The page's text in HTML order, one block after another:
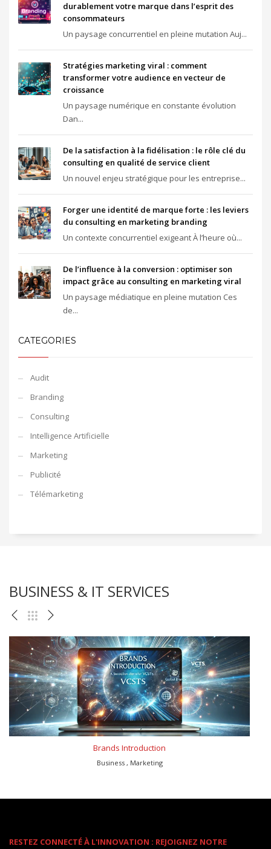
durablement votre marque dans l’esprit des
consommateurs
Un paysage concurrentiel en pleine mutation Auj...
Stratégies marketing viral : comment
transformer votre audience en vecteur de
croissance
Un paysage numérique en constante évolution
Dan...
De la satisfaction à la fidélisation : le rôle clé du
consulting en qualité de service client
Un nouvel enjeu stratégique pour les entreprise...
Forger une identité de marque forte : les leviers
du consulting en marketing branding
Un contexte concurrentiel exigeant À l’heure où...
De l’influence à la conversion : optimiser son
impact grâce au consulting en marketing viral
Un paysage médiatique en pleine mutation Ces
de...
CATEGORIES
Audit
Branding
Consulting
Intelligence Artificielle
Marketing
Publicité
Télémarketing
BUSINESS & IT SERVICES
Brands Introduction
Business , Marketing
RESTEZ CONNECTÉ À L'INNOVATION : REJOIGNEZ NOTRE